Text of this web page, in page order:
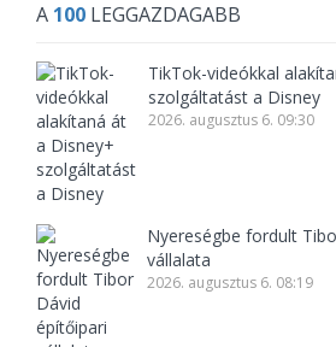
A 100 LEGGAZDAGABB
TikTok-videókkal
szolgáltatást a Disney
2026. augusztus 6. 09:30
Nyereségbe fordult
vállalata
2026. augusztus 6. 08:19